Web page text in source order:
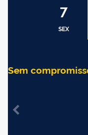
7
SEX
Sem